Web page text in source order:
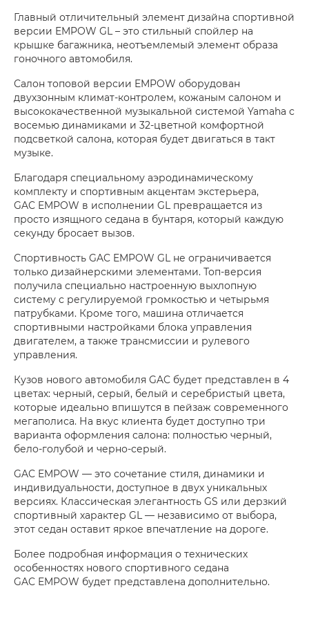
Главный отличительный элемент дизайна спортивной
версии EMPOW GL – это стильный спойлер на
крышке багажника, неотъемлемый элемент образа
гоночного автомобиля.
Салон топовой версии EMPOW оборудован
двухзонным климат-контролем, кожаным салоном и
высококачественной музыкальной системой Yamaha с
восемью динамиками и 32-цветной комфортной
подсветкой салона, которая будет двигаться в такт
музыке.
Благодаря специальному аэродинамическому
комплекту и спортивным акцентам экстерьера,
GAC EMPOW в исполнении GL превращается из
просто изящного седана в бунтаря, который каждую
секунду бросает вызов.
Спортивность GAC EMPOW GL не ограничивается
только дизайнерскими элементами. Топ-версия
получила специально настроенную выхлопную
систему с регулируемой громкостью и четырьмя
патрубками. Кроме того, машина отличается
спортивными настройками блока управления
двигателем, а также трансмиссии и рулевого
управления.
Кузов нового автомобиля GAC будет представлен в 4
цветах: черный, серый, белый и серебристый цвета,
которые идеально впишутся в пейзаж современного
мегаполиса. На вкус клиента будет доступно три
варианта оформления салона: полностью черный,
бело-голубой и черно-серый.
GAC EMPOW — это сочетание стиля, динамики и
индивидуальности, доступное в двух уникальных
версиях. Классическая элегантность GS или дерзкий
спортивный характер GL — независимо от выбора,
этот седан оставит яркое впечатление на дороге.
Более подробная информация о технических
особенностях нового спортивного седана
GAC EMPOW будет представлена дополнительно.